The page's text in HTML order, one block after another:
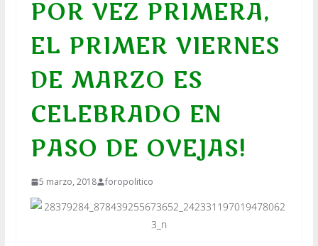
POR VEZ PRIMERA,
EL PRIMER VIERNES
DE MARZO ES
CELEBRADO EN
PASO DE OVEJAS!
5 marzo, 2018 foropolitico